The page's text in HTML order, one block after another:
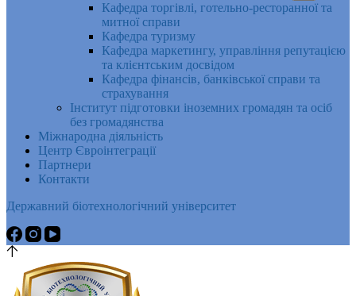
Кафедра торгівлі, готельно-ресторанної та
митної справи
Кафедра туризму
Кафедра маркетингу, управління репутацією
та клієнтським досвідом
Кафедра фінансів, банківської справи та
страхування
Інститут підготовки іноземних громадян та осіб
без громадянства
Міжнародна діяльність
Центр Євроінтеграції
Партнери
Контакти
Державний біотехнологічний університет